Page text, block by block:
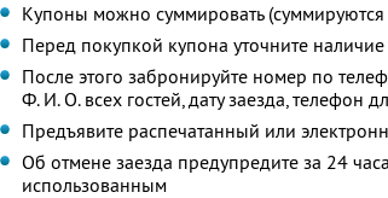
Купоны можно суммировать
Перед покупкой купона уточните
После этого забронируйте номер по
Ф. И. О.всех гостей, дату заезда, телефон
Предъявите распечатанный или
Об отмене заезда предупредите за 24
использованным